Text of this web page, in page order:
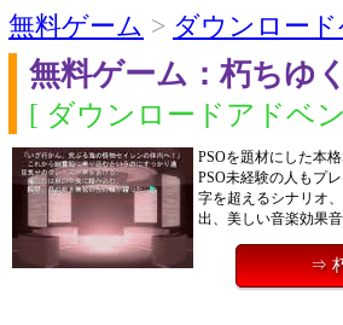
無料ゲーム > ダウンロー
無料ゲーム：朽ちゆ
[ ダウンロードアドベ
PSOを題材にした本
PSO未経験の人もプ
字を超えるシナリオ
出、美しい音楽効果音
⇒